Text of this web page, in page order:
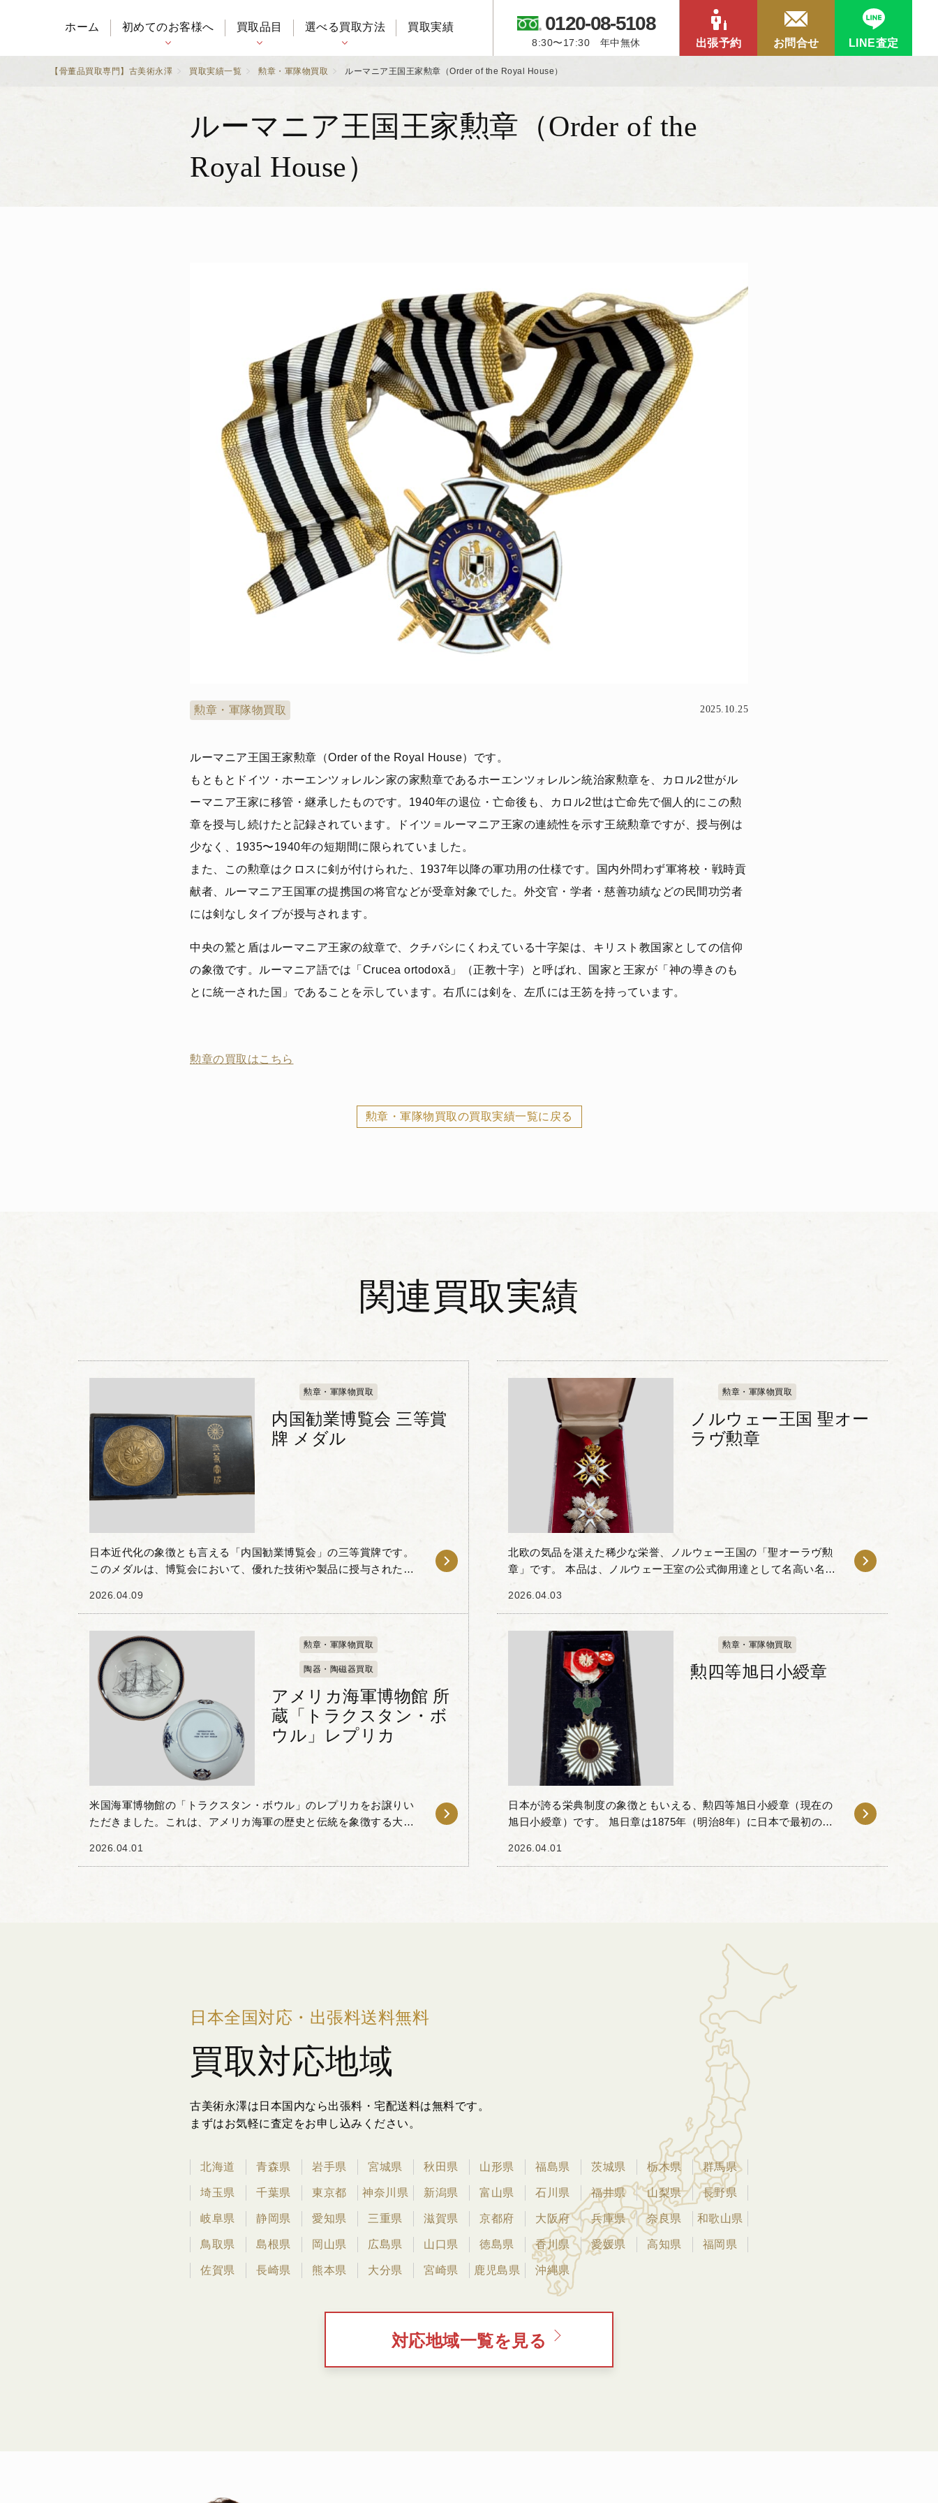
ホーム 初めてのお客様へ 買取品目 選べる買取方法 買取実績 0120-08-5108
8:30〜17:30 年中無休 出張予約 お問合せ LINE査定
【骨董品買取専門】古美術永澤 買取実績一覧 勲章・軍隊物買取 ルーマニア王国王家勲章（Order of the Royal House）
ルーマニア王国王家勲章（Order of the
Royal House）
勲章・軍隊物買取 2025.10.25
ルーマニア王国王家勲章（Order of the Royal House）です。
もともとドイツ・ホーエンツォレルン家の家勲章であるホーエンツォレルン統治家勲章を、カロル2世がル
ーマニア王家に移管・継承したものです。1940年の退位・亡命後も、カロル2世は亡命先で個人的にこの勲
章を授与し続けたと記録されています。ドイツ＝ルーマニア王家の連続性を示す王統勲章ですが、授与例は
少なく、1935〜1940年の短期間に限られていました。
また、この勲章はクロスに剣が付けられた、1937年以降の軍功用の仕様です。国内外問わず軍将校・戦時貢
献者、ルーマニア王国軍の提携国の将官などが受章対象でした。外交官・学者・慈善功績などの民間功労者
には剣なしタイプが授与されます。
中央の鷲と盾はルーマニア王家の紋章で、クチバシにくわえている十字架は、キリスト教国家としての信仰
の象徴です。ルーマニア語では「Crucea ortodoxă」（正教十字）と呼ばれ、国家と王家が「神の導きのも
とに統一された国」であることを示しています。右爪には剣を、左爪には王笏を持っています。
勲章の買取はこちら
勲章・軍隊物買取の買取実績一覧に戻る
関連買取実績
勲章・軍隊物買取
内国勧業博覧会 三等賞
牌 メダル
日本近代化の象徴とも言える「内国勧業博覧会」の三等賞牌です。
このメダルは、博覧会において、優れた技術や製品に授与された栄
当時の主要産...
2026.04.09
勲章・軍隊物買取
ノルウェー王国 聖オー
ラヴ勲章
北欧の気品を湛えた稀少な栄誉、ノルウェー王国の「聖オーラヴ勲
章」です。 本品は、ノルウェー王室の公式御用達として名高い名門
巧な...
2026.04.03
勲章・軍隊物買取
陶器・陶磁器買取
アメリカ海軍博物館 所
蔵「トラクスタン・ボ
ウル」レプリカ
米国海軍博物館の「トラクスタン・ボウル」のレプリカをお譲りい
ただきました。これは、アメリカ海軍の歴史と伝統を象徴する大変
1794年にアメリ...
2026.04.01
勲章・軍隊物買取
勲四等旭日小綬章
日本が誇る栄典制度の象徴ともいえる、勲四等旭日小綬章（現在の
旭日小綬章）です。 旭日章は1875年（明治8年）に日本で最初の勲
功績を挙げた...
2026.04.01
日本全国対応・出張料送料無料
買取対応地域
古美術永澤は日本国内なら出張料・宅配送料は無料です。
まずはお気軽に査定をお申し込みください。
北海道 青森県 岩手県 宮城県 秋田県 山形県 福島県 茨城県 栃木県 群馬県
埼玉県 千葉県 東京都 神奈川県 新潟県 富山県 石川県 福井県 山梨県 長野県
岐阜県 静岡県 愛知県 三重県 滋賀県 京都府 大阪府 兵庫県 奈良県 和歌山県
鳥取県 島根県 岡山県 広島県 山口県 徳島県 香川県 愛媛県 高知県 福岡県
佐賀県 長崎県 熊本県 大分県 宮崎県 鹿児島県 沖縄県
対応地域一覧を見る